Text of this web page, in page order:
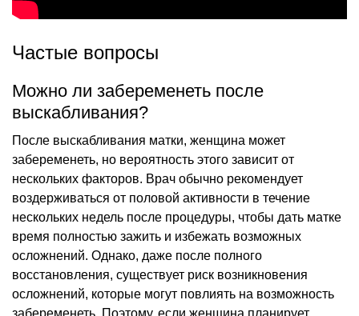
Частые вопросы
Можно ли забеременеть после
выскабливания?
После выскабливания матки, женщина может
забеременеть, но вероятность этого зависит от
нескольких факторов. Врач обычно рекомендует
воздерживаться от половой активности в течение
нескольких недель после процедуры, чтобы дать матке
время полностью зажить и избежать возможных
осложнений. Однако, даже после полного
восстановления, существует риск возникновения
осложнений, которые могут повлиять на возможность
забеременеть. Поэтому, если женщина планирует